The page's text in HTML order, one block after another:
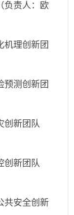
负责人：欧
机理创新团
预测创新团
创新团队
创新团队
共安全创新